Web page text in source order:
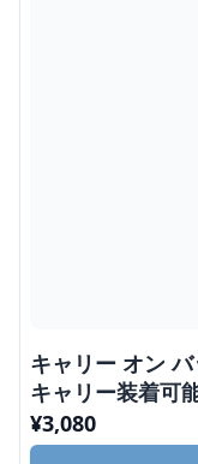
キャリー オン
キャリー装着可
¥3,080